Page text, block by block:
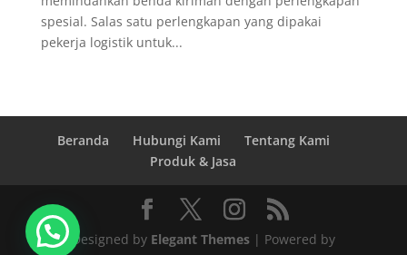
spesial. Salas satu perlengkapan yang dipakai
pekerja logistik untuk...
Beranda Hubungi Kami
Tentang Kami
Produk & Jasa
Designed by Elegant Themes| Powered by